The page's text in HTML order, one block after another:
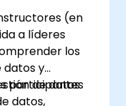
(en
a líderes
los
datos y
de datos
participantes
datos,